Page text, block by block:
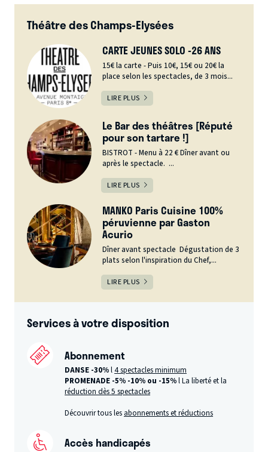
Théâtre des Champs-Elysées
CARTE JEUNES SOLO -26 ANS
15€ la carte - Puis 10€, 15€ ou 20€ la
place selon les spectacles, de 3 mois...
LIRE PLUS
Le Bar des théâtres [Réputé
pour son tartare !]
BISTROT - Menu à 22 € Dîner avant ou
après le spectacle. ...
LIRE PLUS
MANKO Paris Cuisine 100%
péruvienne par Gaston
Acurio
Dîner avant spectacle Dégustation de 3
plats selon l'inspiration du Chef,...
LIRE PLUS
Services à votre disposition
Abonnement
DANSE -30%l4 spectacles minimum
PROMENADE -5% -10% ou -15%l La liberté et la
réduction dès 5 spectacles
Découvrir tous les abonnements et réductions
Accès handicapés